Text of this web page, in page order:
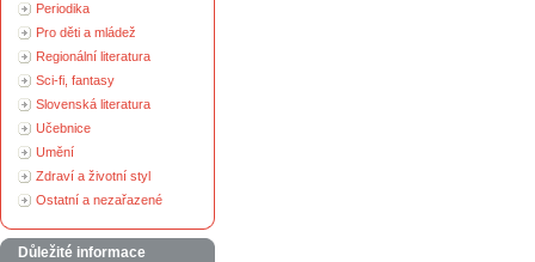
Periodika
Pro děti a mládež
Regionální literatura
Sci-fi, fantasy
Slovenská literatura
Učebnice
Umění
Zdraví a životní styl
Ostatní a nezařazené
Důležité informace